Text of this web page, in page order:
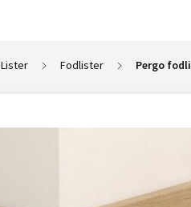
Lister Fodlister Pergo